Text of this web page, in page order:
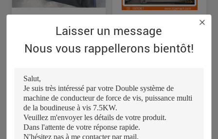
Laisser un message
Nous vous rappellerons bientôt!
système de contrôle de
pelletisation d'inventeur
conique de la chambre
de chauffe d'extrudeuse